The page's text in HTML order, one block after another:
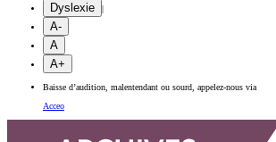
Dyslexie |
A-
A
A+
Baisse d’audition, malentendant ou sourd, appelez-nous via
Acceo